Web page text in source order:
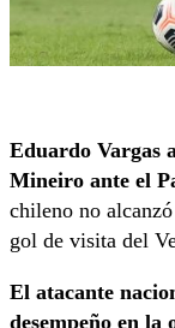
Eduardo Vargas
Mineiro ante el
chileno no
gol de visita del
El atacante
desempeño en la